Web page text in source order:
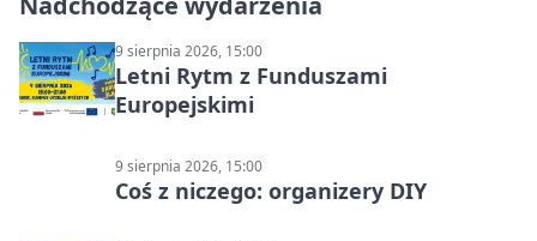
9 sierpnia 2026, 15:00
Letni Rytm z Funduszami
Europejskimi
9 sierpnia 2026, 15:00
Coś z niczego: organizery DIY